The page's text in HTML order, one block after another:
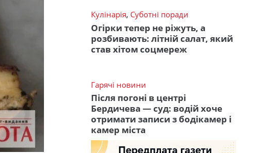
Кулінарія, Суботні поради
Огірки тепер не ріжуть, а
розбивають: літній салат, який
став хітом соцмереж
Гарячі новини
Після погоні в центрі
Бердичева — суд: водій хоче
отримати записи з бодікамер і
камер міста